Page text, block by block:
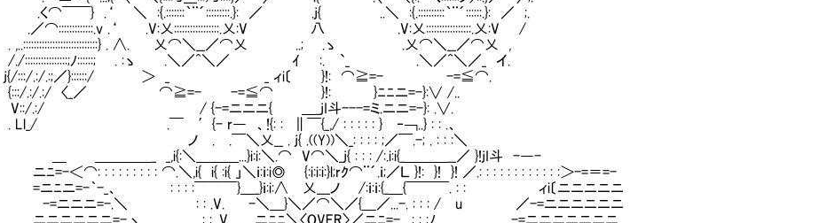
.く⌒￣￣} .‘ ＼ :{.:::::::｀¨´:::::::::.}: ／ .j{ ..＼ :{.::::::::::｀¨´::::::.}: ／ ;.
.／⌒:::::::::::::.v .‘ .V:乂:::::::::::::::::.乂:V 八 .V:乂:::::::::::::::::.乂:V /
. ,..::::::::::::::::::::::::::::} . ∧. 乂⌒＼__／⌒乂 ..; .ゝ .乂⌒＼__／⌒乂 ,
/./::::::::::::::::;ﾉ::::::; . :ゝ .＼／^＼／ ｲ :. `_ .＼／^＼／_ イ.
j{/:::/.:/.:;／}::::::/ ＞ _ _ ィi〔 }!: ⌒≧=- -=≦⌒.
{:::/.:/.:/ 〈_／ ⌒≧=- -=≦⌒ }!: }ﾆﾆニ=-}:∨ /..
. V::/.:/ / {-=ニニニ{ ＿_jI斗---=ミ.ニニ=-}: .∨.
. Ll_/ .￣ ′{- r― 、!{: : ∥￣{_,/ : : : : : } ‐￢..} : : .、
ノ .Ⅷ.￣＼乂__ . j{ .((Y))＼_: : : : ;／￣.-; . : : :＼
＿ ＿＿＿＿_ _,i{:＼＿＿＿...}i:i:＼.⌒ V⌒＼_j{ : : : /:.i:i{_＿＿＿__／ }!jI斗 -―-
ニﾆ=-＜⌒: : : : : : : : : ⌒.＼,i{ i{ :i{ 」＼ｉ:ｉ:i◎ {:i:i:i:}l;rｸ⌒¨´.ｉ;／Ｌ }!: }! }! ／.: : : : : : : : : : : :＞-=＝=-
=ニﾆニ=-｀-_、 : : : :￣￣￣}＿_}ｉ:i:∧ 乂___ノ /:ｉ:ｉ:{_＿{￣￣￣. : : ィi〔ニニニニニ
-=ニニニ=-.＼ : : .V. Ⅶ-＼＿}＼／⌒＼／{＿／...-. : : : / u ／-=ニニニニニニ
ニニニニニニ=-.ヽ : : .V .Ⅶニﾆﾆ＼〈OVER〉／ニﾆ=- . : : :ﾉ ,_-=ニニニニニニニ